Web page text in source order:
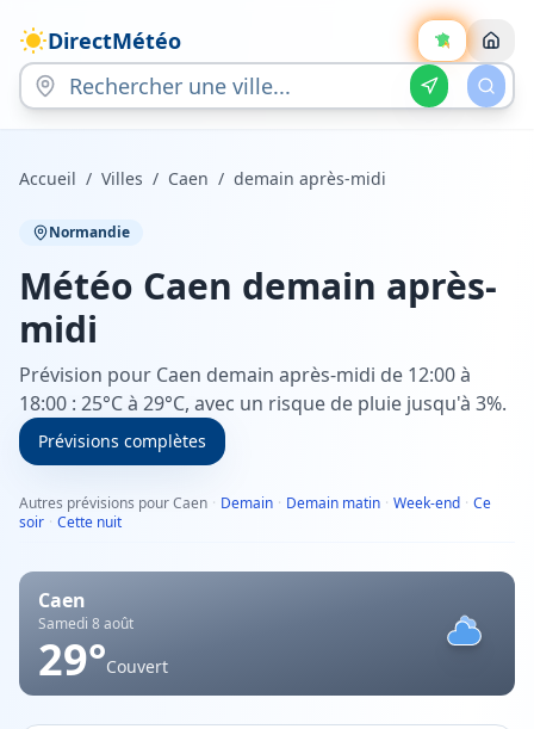
DirectMétéo
Accueil / Villes / Caen / demain après-midi
Normandie
Météo Caen demain après-
midi
Prévision pour Caen demain après-midi de 12:00 à
18:00 : 25°C à 29°C, avec un risque de pluie jusqu'à 3%.
Prévisions complètes
Autres prévisions pour Caen · Demain · Demain matin · Week-end · Ce
soir · Cette nuit
Caen
Samedi 8 août
29°Couvert